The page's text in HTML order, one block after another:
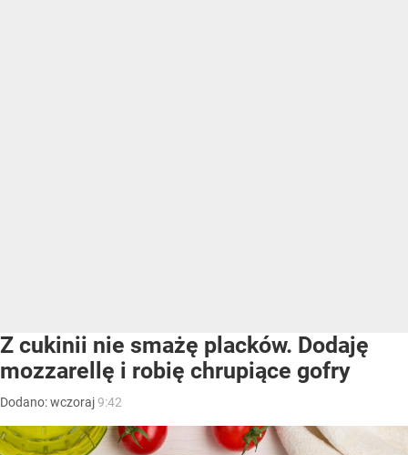
Z cukinii nie smażę placków. Dodaję
mozzarellę i robię chrupiące gofry
Dodano:wczoraj9:42